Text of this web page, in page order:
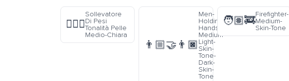
🏋🏼‍♂️
Sollevatore
Di Pesi
Tonalità Pelle
Medio-Chiara
👨🏼‍🤝‍👨🏿
Men-
Holding-
Hands-
Medium-
Light-
Skin-
Tone-
Dark-
Skin-
Tone
🧑🏽‍🚒
Firefighter-
Medium-
Skin-Tone